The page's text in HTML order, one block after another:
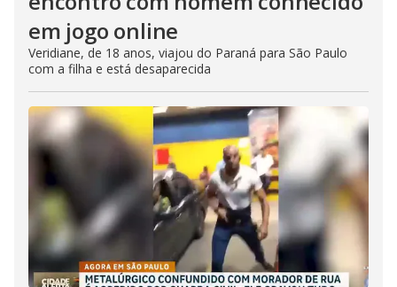
em jogo online
Veridiane, de 18 anos, viajou do Paraná para São Paulo
com a filha e está desaparecida